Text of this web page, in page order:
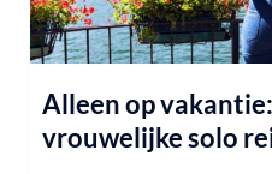
Alleen op
vrouwelijke solo